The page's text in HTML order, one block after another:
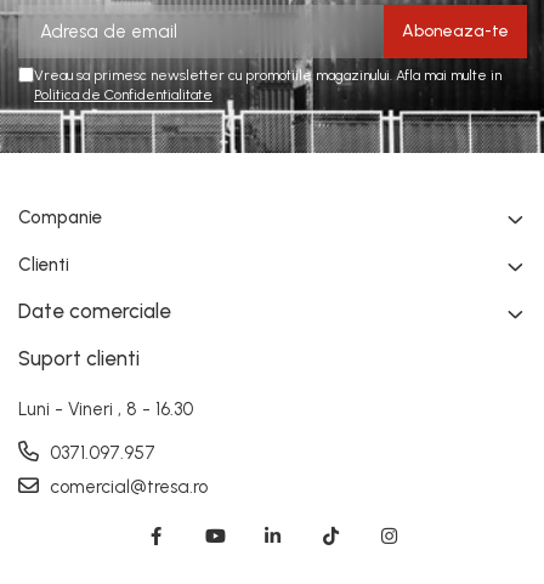
Vreau sa primesc newsletter cu promotiile magazinului. Afla mai multe in
Politica de Confidentialitate
Companie
Clienti
Date comerciale
Suport clienti
Luni - Vineri , 8 - 16.30
0371.097.957
comercial@tresa.ro